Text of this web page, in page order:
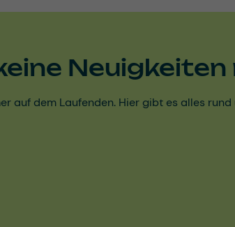
Neuigkeiten
auf dem Laufenden. Hier gibt es alles